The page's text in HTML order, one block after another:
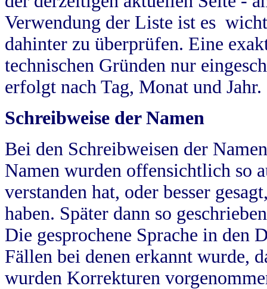
Verwendung der Liste ist es
dahinter zu überprüfen. Eine
technischen Gründen nur
erfolgt nach Tag, Monat und Jahr.
Schreibweise der Namen
Bei den Schreibweisen der
Namen wurden offensichtlich so
verstanden hat, oder besser
haben. Später dann so
Die gesprochene Sprache in
Fällen bei denen erkannt wurde,
wurden Korrekturen